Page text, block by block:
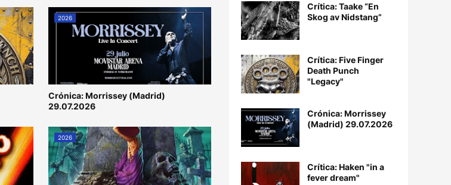
2026
Crónica: Morrissey (Madrid)
29.07.2026
2026
Crítica: Taake “En
Skog av Nidstang”
Crítica: Five Finger
Death Punch
"Legacy"
Crónica: Morrissey
(Madrid) 29.07.2026
Crítica: Haken "in a
fever dream"